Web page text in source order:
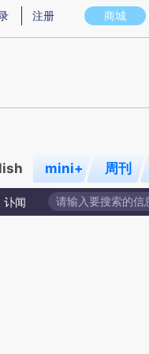
存在偏差。不代表财新观点和
商城
注册
mini+ 周刊
讣闻